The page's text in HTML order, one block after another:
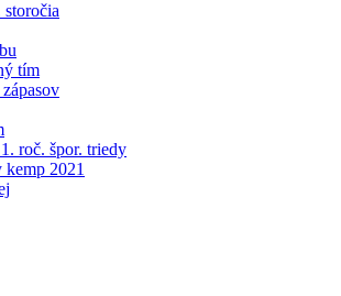
tím
roč. špor. triedy
kemp 2021